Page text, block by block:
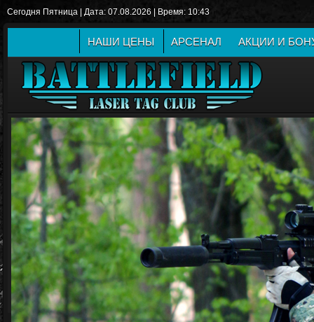
Сегодня Пятница | Дата: 07.08.2026 | Время: 10:43
НАШИ ЦЕНЫ АРСЕНАЛ АКЦИИ И